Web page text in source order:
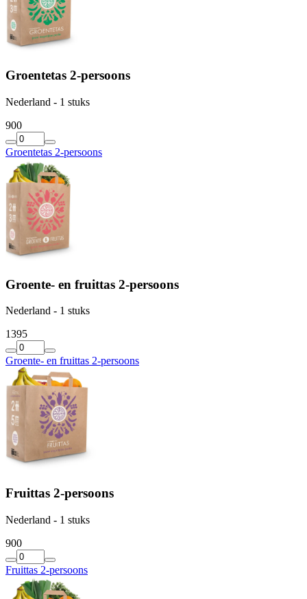
Groentetas 2-persoons
Nederland - 1 stuks
900
Groentetas 2-persoons
Groente- en fruittas 2-persoons
Nederland - 1 stuks
1395
Groente- en fruittas 2-persoons
Fruittas 2-persoons
Nederland - 1 stuks
900
Fruittas 2-persoons